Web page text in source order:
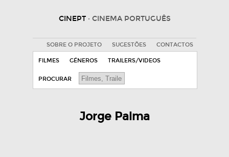
CINEPT · CINEMA PORTUGUÊS
SOBRE O PROJETO SUGESTÕES CONTACTOS
FILMES GÉNEROS TRAILERS/VIDEOS
PROCURAR
Jorge Palma